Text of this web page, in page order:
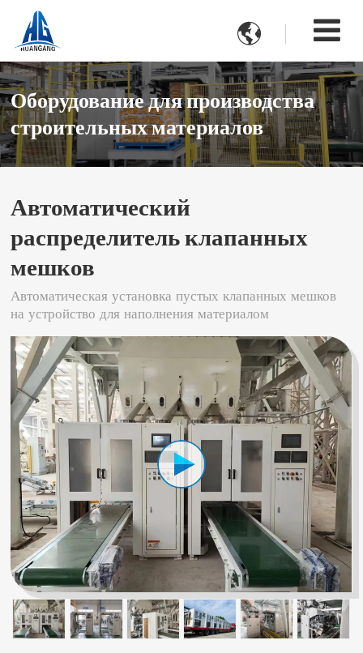

Оборудование для производства
строительных материалов
Автоматический
распределитель клапанных
мешков
Автоматическая установка пустых клапанных мешков
на устройство для наполнения материалом